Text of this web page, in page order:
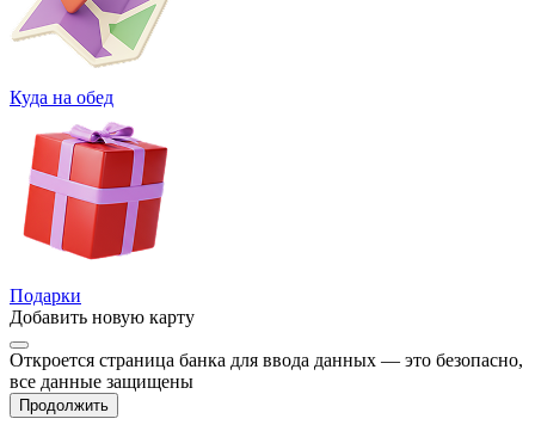
Куда на обед
Подарки
Добавить новую карту
Откроется страница банка для ввода данных — это безопасно,
все данные защищены
Продолжить